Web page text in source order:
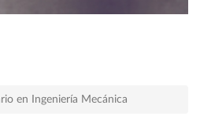
en Ingeniería Mecánica